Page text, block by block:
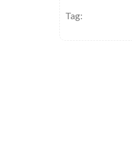
Tag: